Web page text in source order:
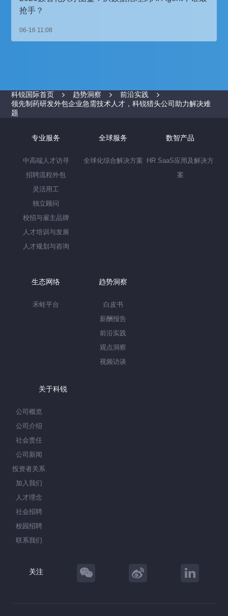
抢手？
06-16 11:08
科锐国际首页 趋势洞察
前沿实践
领先制药研发外包企业急需技术人才，科锐猎头公司助力解决难
题
专业服务
中高端人才访寻
招聘流程外包
灵活用工
独立顾问
校招与雇主品牌
人才培训与发展
人才规划与咨询
全球服务
全球化综合解决方案
数智产品
HR SaaS应用及解决方
案
生态网络
禾蛙平台
趋势洞察
白皮书
薪酬报告
前沿实践
观点洞察
视频访谈
关于科锐
公司概览
公司介绍
社会责任
公司新闻
投资者关系
加入我们
人才理念
社会招聘
校园招聘
联系我们
关注